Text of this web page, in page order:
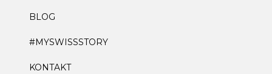
BLOG
#MYSWISSSTORY
KONTAKT